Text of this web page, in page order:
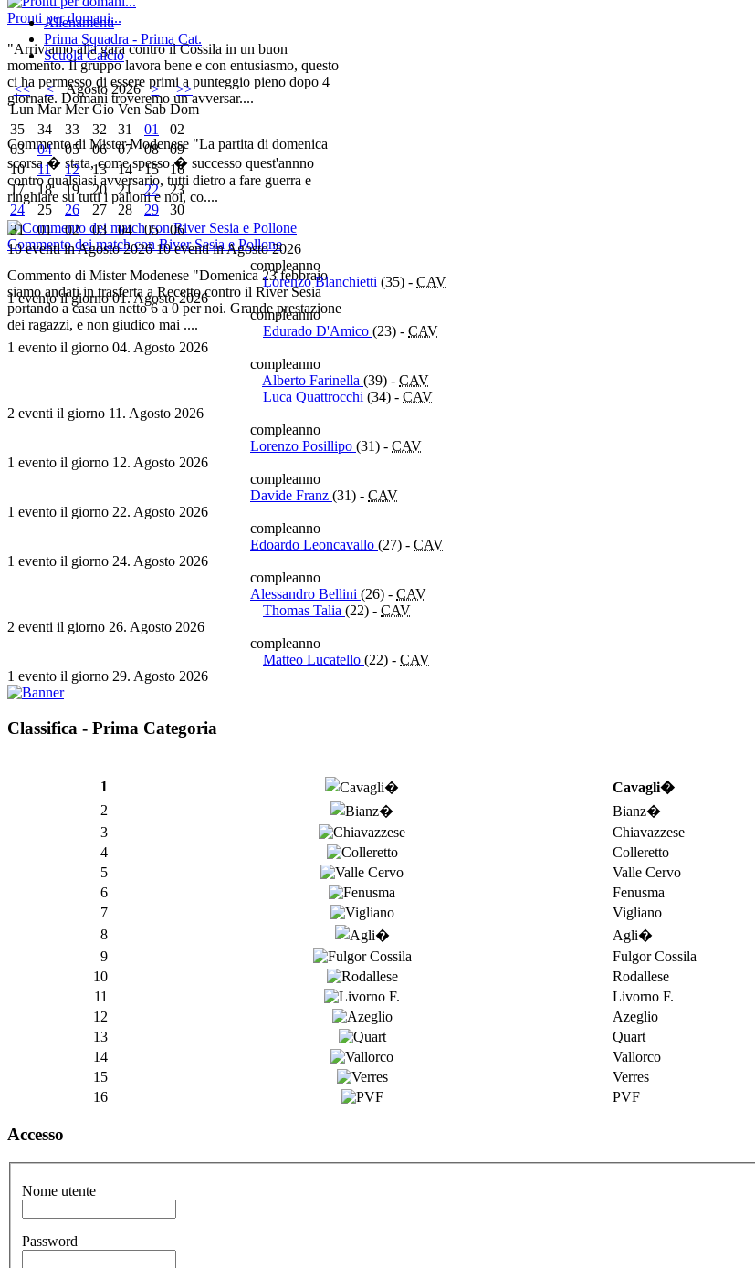
Pronti per domani...
"Arriviamo alla gara contro il Cossila in un buon
momento. Il gruppo lavora bene e con entusiasmo, questo
ci ha permesso di essere primi a punteggio pieno dopo 4
giornate. Domani troveremo un avversar....
Commento di Mister Modenese "La partita di domenica
scorsa � stata, come spesso � successo quest'annno
contro qualsiasi avversario, tutti dietro a fare guerra e
ringhiare su tutti i palloni e noi, co....
Commento dei match con River Sesia e Pollone
Commento di Mister Modenese "Domenica 23 febbraio
siamo andati in trasferta a Recetto contro il River Sesia
portando a casa un netto 6 a 0 per noi. Grande prestazione
dei ragazzi, e non giudico mai ....
Allenamenti
Prima Squadra - Prima Cat.
Scuola Calcio
<< < Agosto 2026 >
>>
Lun Mar Mer Gio Ven Sab Dom
35
34 33 32 31 01
02
03
04 05 06 07 08
09
10
11 12 13 14 15
16
17
18 19 20 21 22
23
24
25 26 27 28 29
30
31
01 02 03 04 05
06
10 eventi in Agosto 2026 10 eventi in Agosto 2026
compleanno
Lorenzo Blanchietti (35) - CAV
1 evento il giorno 01. Agosto 2026
compleanno
Edurado D'Amico (23) - CAV
1 evento il giorno 04. Agosto 2026
compleanno
Alberto Farinella (39) - CAV
Luca Quattrocchi (34) - CAV
2 eventi il giorno 11. Agosto 2026
compleanno
Lorenzo Posillipo (31) - CAV
1 evento il giorno 12. Agosto 2026
compleanno
Davide Franz (31) - CAV
1 evento il giorno 22. Agosto 2026
compleanno
Edoardo Leoncavallo (27) - CAV
1 evento il giorno 24. Agosto 2026
compleanno
Alessandro Bellini (26) - CAV
Thomas Talia (22) - CAV
2 eventi il giorno 26. Agosto 2026
compleanno
Matteo Lucatello (22) - CAV
1 evento il giorno 29. Agosto 2026
Classifica - Prima Categoria
1
Cavagli�
2
Bianz�
3
Chiavazzese
4
Colleretto
5
Valle Cervo
6
Fenusma
7
Vigliano
8
Agli�
9
Fulgor Cossila
10
Rodallese
11
Livorno F.
12
Azeglio
13
Quart
14
Vallorco
15
Verres
16
PVF
Accesso
Nome utente
Password